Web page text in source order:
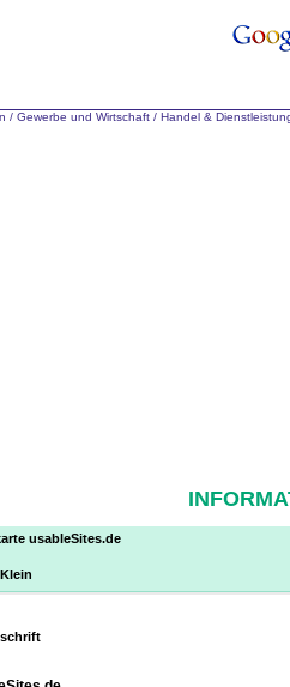
/ Gewerbe und Wirtschaft / Handel &
usableSites.de